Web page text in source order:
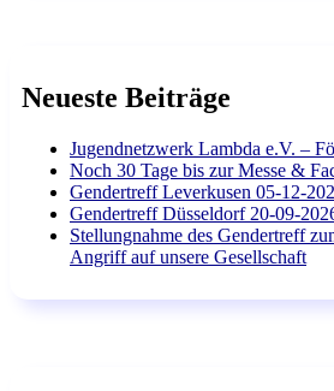
Neueste Beiträge
Jugendnetzwerk Lambda e.V. –
Noch 30 Tage bis zur Messe &
Gendertreff Leverkusen 05-12-
Gendertreff Düsseldorf 20-09-
Stellungnahme des Gendertreff
Angriff auf unsere Gesellschaft